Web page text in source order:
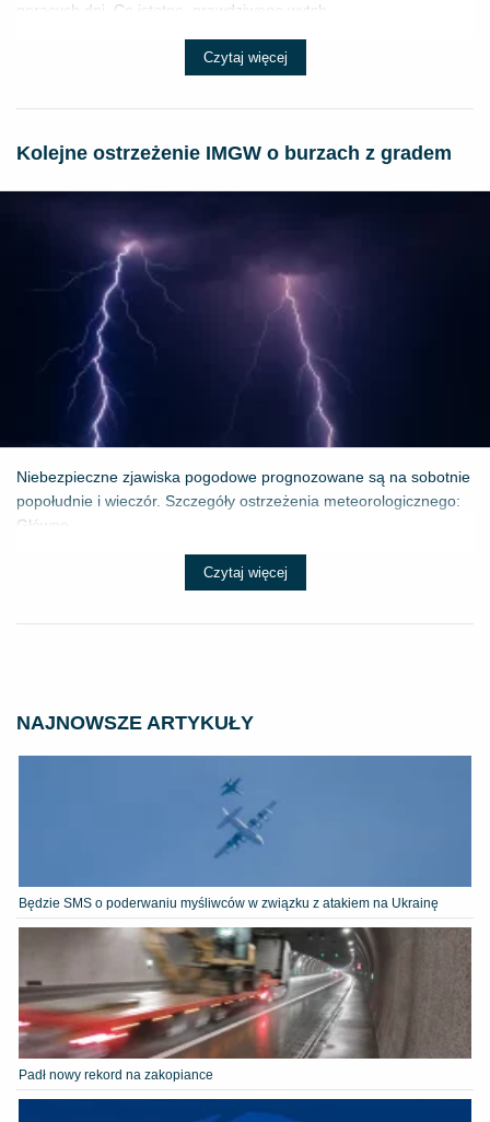
gorących dni. Co istotne, prawdziwego wytch...
Czytaj więcej
Kolejne ostrzeżenie IMGW o burzach z gradem
Niebezpieczne zjawiska pogodowe prognozowane są na sobotnie
popołudnie i wieczór. Szczegóły ostrzeżenia meteorologicznego:
Główne ...
Czytaj więcej
NAJNOWSZE ARTYKUŁY
Będzie SMS o poderwaniu myśliwców w związku z atakiem na Ukrainę
Padł nowy rekord na zakopiance